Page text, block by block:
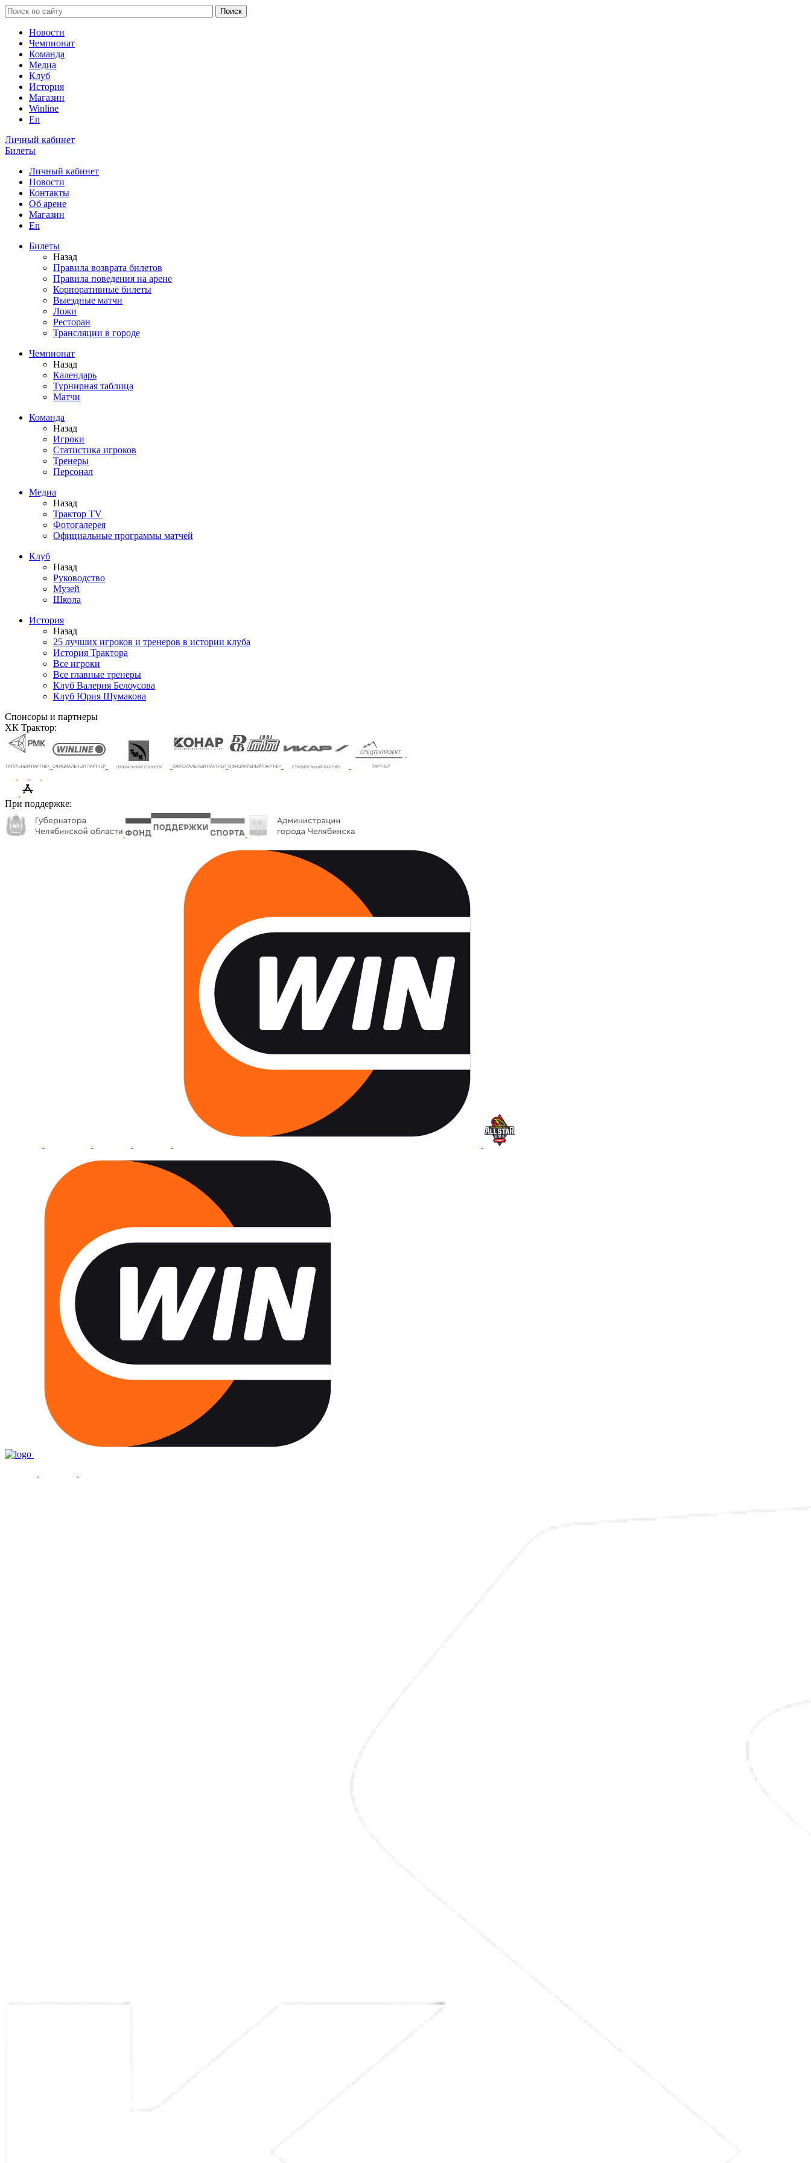
Новости
Чемпионат
Команда
Медиа
Клуб
История
Магазин
Winline
En
Личный кабинет
Билеты
Личный кабинет
Новости
Контакты
Об арене
Магазин
En
Билеты
Назад
Правила возврата билетов
Правила поведения на арене
Корпоративные билеты
Выездные матчи
Ложи
Ресторан
Трансляции в городе
Чемпионат
Назад
Календарь
Турнирная таблица
Матчи
Команда
Назад
Игроки
Статистика игроков
Тренеры
Персонал
Медиа
Назад
Трактор TV
Фотогалерея
Официальные программы матчей
Клуб
Назад
Руководство
Музей
Школа
История
Назад
25 лучших игроков и тренеров в истории клуба
История Трактора
Все игроки
Все главные тренеры
Клуб Валерия Белоусова
Клуб Юрия Шумакова
Спонсоры и партнеры
ХК Трактор:
При поддержке: